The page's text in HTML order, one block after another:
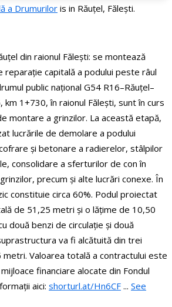
a Drumurilor is in Răuțel, Fălești.
din raionul Fălești: se montează
reparație capitală a podului peste râul
public național G54 R16–Răuțel–
km 1+730, în raionul Fălești, sunt în curs
montare a grinzilor. La această etapă,
lucrările de demolare a podului
și betonare a radierelor, stâlpilor
consolidare a sferturilor de con în
precum și alte lucrări conexe. În
constituie circa 60%. Podul proiectat
de 51,25 metri și o lățime de 10,50
două benzi de circulație și două
va fi alcătuită din trei
metri. Valoarea totală a contractului este
financiare alocate din Fondul
aici: shorturl.at/Hn6CF ... See